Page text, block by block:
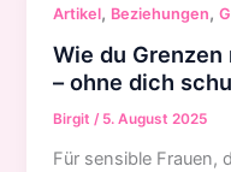
Artikel, Beziehungen,
Wie du
– ohne dich
Birgit/ 5. August 2025
Für sensible Frauen,